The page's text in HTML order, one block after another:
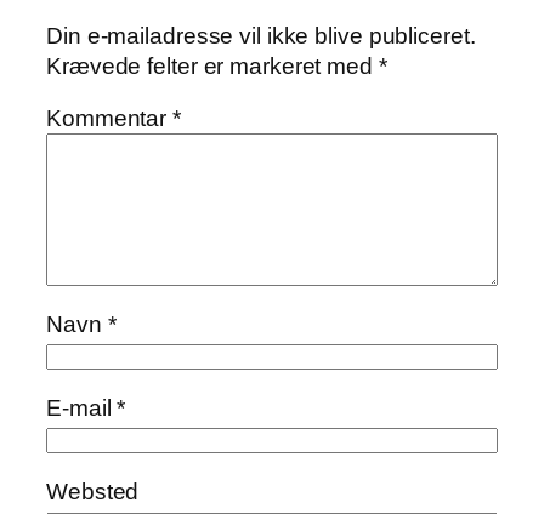
Din e-mailadresse vil ikke blive publiceret.
Krævede felter er markeret med *
Kommentar*
Navn *
E-mail*
Websted